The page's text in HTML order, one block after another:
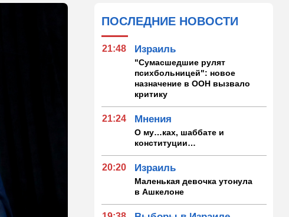
ПОСЛЕДНИЕ НОВОСТИ
21:48 Израиль
"Сумасшедшие рулят
психбольницей": новое
назначение в ООН вызвало
критику
21:24 Мнения
О му…ках, шаббате и
конституции…
20:20 Израиль
Маленькая девочка утонула
в Ашкелоне